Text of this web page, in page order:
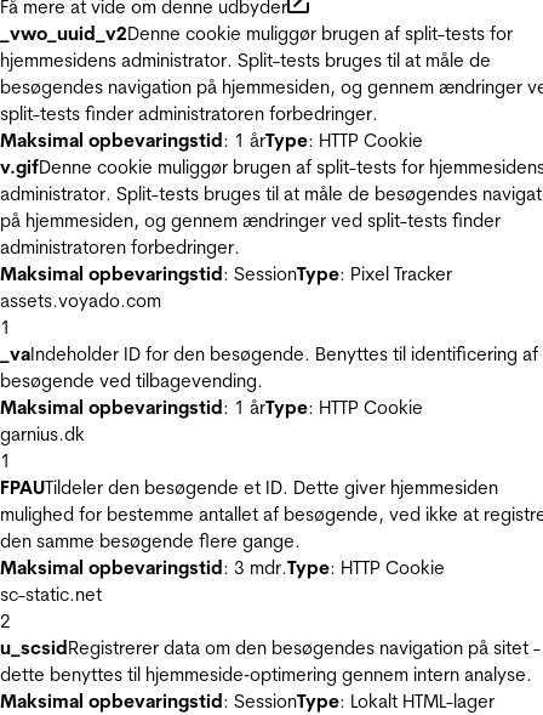
Få mere at vide om denne udbyder
_vwo_uuid_v2Denne cookie muliggør brugen af split-tests for
hjemmesidens administrator. Split-tests bruges til at måle de
besøgendes navigation på hjemmesiden, og gennem ændringer
split-tests finder administratoren forbedringer.
Maksimal opbevaringstid: 1 årType: HTTP Cookie
v.gifDenne cookie muliggør brugen af split-tests for
administrator. Split-tests bruges til at måle de besøgendes
på hjemmesiden, og gennem ændringer ved split-tests finder
administratoren forbedringer.
Maksimal opbevaringstid: SessionType: Pixel Tracker
assets.voyado.com
1
_vaIndeholder ID for den besøgende. Benyttes til identificering af
besøgende ved tilbagevending.
Maksimal opbevaringstid: 1 årType: HTTP Cookie
garnius.dk
1
FPAUTildeler den besøgende et ID. Dette giver hjemmesiden
mulighed for bestemme antallet af besøgende, ved ikke at
den samme besøgende flere gange.
Maksimal opbevaringstid: 3 mdr.Type: HTTP Cookie
sc-static.net
2
u_scsidRegistrerer data om den besøgendes navigation på sitet -
dette benyttes til hjemmeside‐optimering gennem intern analyse.
Maksimal opbevaringstid: SessionType: Lokalt HTML-lager